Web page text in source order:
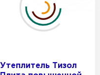
Утеплитель Тизол